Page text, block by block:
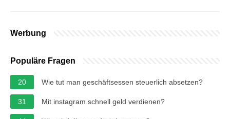
Werbung
Populäre Fragen
20 Wie tut man geschäftsessen steuerlich absetzen?
31 Mit instagram schnell geld verdienen?